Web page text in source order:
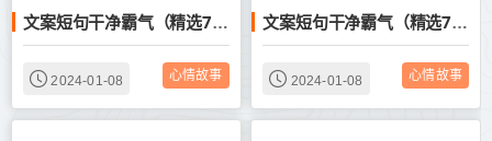
文案短句干净霸气（精选75句）
2024-01-08 心情故事
文案短句干净霸气（精选75句）
2024-01-08 心情故事